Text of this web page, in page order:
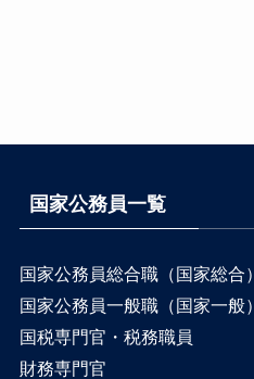
国家公務員一覧
国家公務員総合職（国家総合）
国家公務員一般職（国家一般）
国税専門官・税務職員
財務専門官